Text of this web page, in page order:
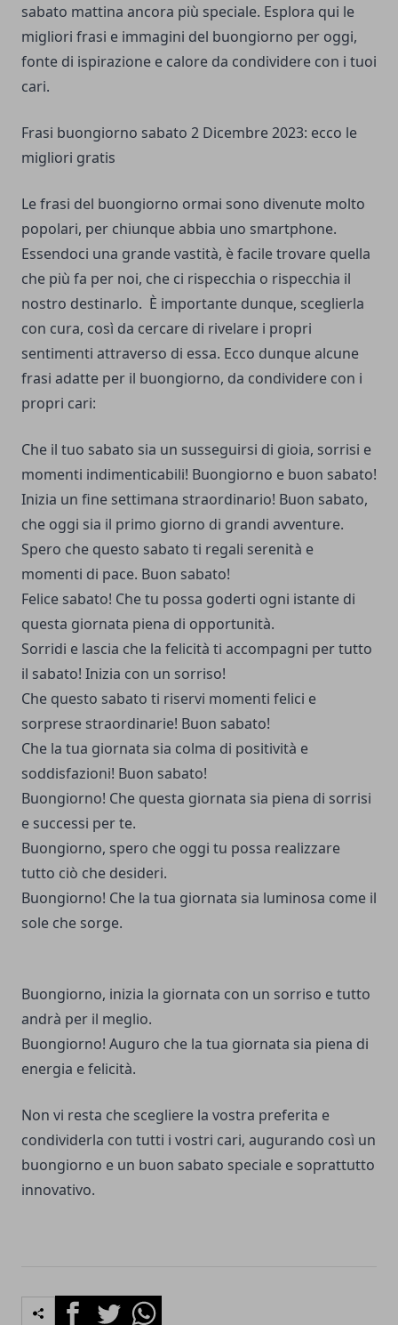
sabato mattina ancora più speciale. Esplora qui le
migliori frasi e immagini del buongiorno per oggi,
fonte di ispirazione e calore da condividere con i tuoi
cari.
Frasi buongiorno sabato 2 Dicembre 2023: ecco le
migliori gratis
Le frasi del buongiorno ormai sono divenute molto
popolari, per chiunque abbia uno smartphone.
Essendoci una grande vastità, è facile trovare quella
che più fa per noi, che ci rispecchia o rispecchia il
nostro destinarlo. È importante dunque, sceglierla
con cura, così da cercare di rivelare i propri
sentimenti attraverso di essa. Ecco dunque alcune
frasi adatte per il buongiorno, da condividere con i
propri cari:
Che il tuo sabato sia un susseguirsi di gioia, sorrisi e
momenti indimenticabili! Buongiorno e buon sabato!
Inizia un fine settimana straordinario! Buon sabato,
che oggi sia il primo giorno di grandi avventure.
Spero che questo sabato ti regali serenità e
momenti di pace. Buon sabato!
Felice sabato! Che tu possa goderti ogni istante di
questa giornata piena di opportunità.
Sorridi e lascia che la felicità ti accompagni per tutto
il sabato! Inizia con un sorriso!
Che questo sabato ti riservi momenti felici e
sorprese straordinarie! Buon sabato!
Che la tua giornata sia colma di positività e
soddisfazioni! Buon sabato!
Buongiorno! Che questa giornata sia piena di sorrisi
e successi per te.
Buongiorno, spero che oggi tu possa realizzare
tutto ciò che desideri.
Buongiorno! Che la tua giornata sia luminosa come il
sole che sorge.
Buongiorno, inizia la giornata con un sorriso e tutto
andrà per il meglio.
Buongiorno! Auguro che la tua giornata sia piena di
energia e felicità.
Non vi resta che scegliere la vostra preferita e
condividerla con tutti i vostri cari, augurando così un
buongiorno e un buon sabato speciale e soprattutto
innovativo.
FacebookTwitterWhatsapp